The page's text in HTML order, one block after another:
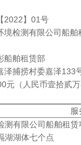
2022】01号
检测有限公司船舶
船舶租赁部
泽捕捞村委嘉泽133
（人民币壹拾贰万
服
测有限公司船舶租赁
湖湖体七个点